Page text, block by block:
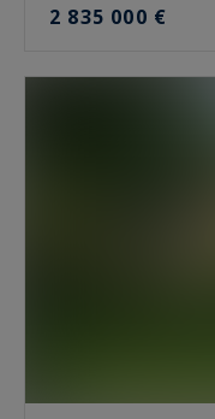
2 835 000 €